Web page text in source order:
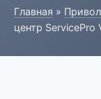
Главная »
центр ServicePro